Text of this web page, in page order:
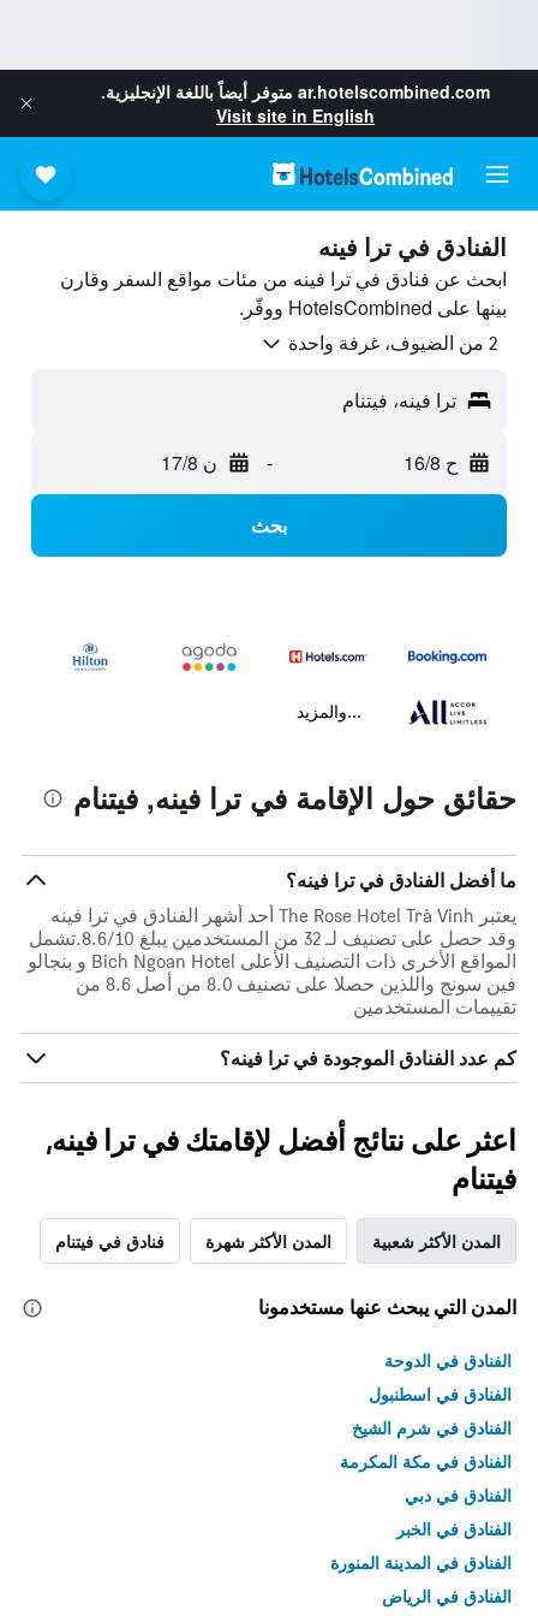
ar.hotelscombined.com متوفر أيضاً باللغة الإنجليزية.
Visit site in English
الفنادق في ترا فينه
ابحث عن فنادق في ترا فينه من مئات مواقع السفر وقارن
بينها على HotelsCombined ووفّر.
2 من الضيوف، غرفة واحدة
ترا فينه، فيتنام
ح 16/8 - ن 17/8
بحث
...والمزيد
حقائق حول الإقامة في ترا فينه, فيتنام
ما أفضل الفنادق في ترا فينه؟
يعتبر The Rose Hotel Trà Vinh أحد أشهر الفنادق في ترا فينه
وقد حصل على تصنيف لـ 32 من المستخدمين يبلغ 8.6/10.تشمل
المواقع الأخرى ذات التصنيف الأعلى Bich Ngoan Hotel و بنجالو
فين سونج واللذين حصلا على تصنيف 8.0 من أصل 8.6 من
تقييمات المستخدمين
كم عدد الفنادق الموجودة في ترا فينه؟
اعثر على نتائج أفضل لإقامتك في ترا فينه,
فيتنام
المدن الأكثر شعبية المدن الأكثر شهرة فنادق في فيتنام
المدن التي يبحث عنها مستخدمونا
الفنادق في الدوحة
الفنادق في اسطنبول
الفنادق في شرم الشيخ
الفنادق في مكة المكرمة
الفنادق في دبي
الفنادق في الخبر
الفنادق في المدينة المنورة
الفنادق في الرياض